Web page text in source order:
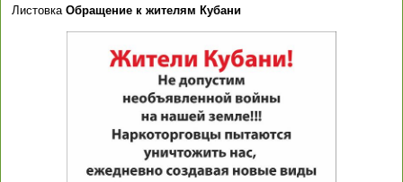
Листовка Обращение к жителям Кубани